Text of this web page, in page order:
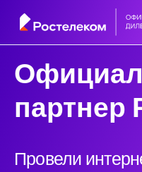
партнер
Провели